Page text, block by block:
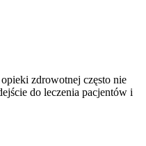
zdrowotnej często nie
do leczenia pacjentów i